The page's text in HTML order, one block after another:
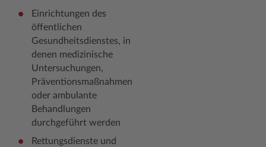
Einrichtungen des
öffentlichen
Gesundheitsdienstes, in
denen medizinische
Untersuchungen,
Präventionsmaßnahmen
oder ambulante
Behandlungen
durchgeführt werden
Rettungsdienste und